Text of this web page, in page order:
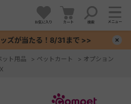
お気に入り カート 検索 メニュー
ズが当たる！8/31まで >>
ット用品 > ペットカート > オプション